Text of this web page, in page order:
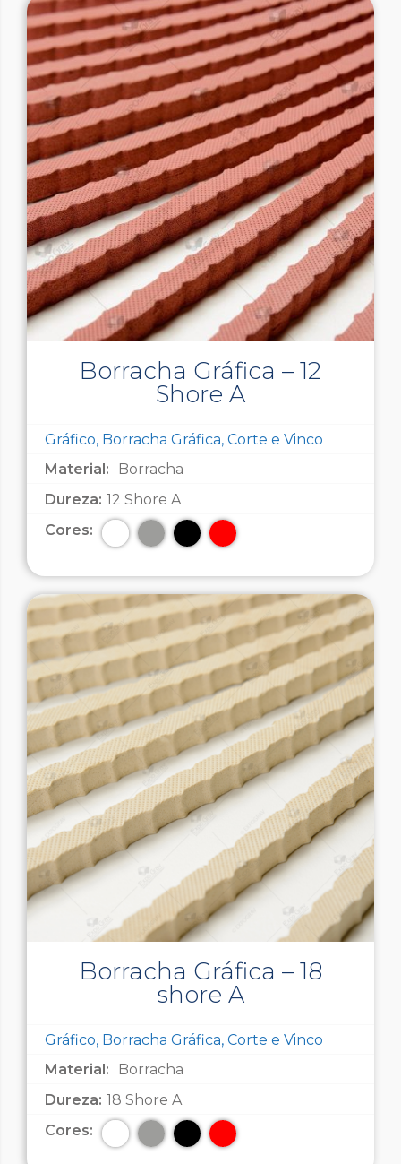
Borracha Gráfica – 12
Shore A
Gráfico, Borracha Gráfica, Corte e Vinco
Material:
Borracha
Dureza: 12 Shore A
Cores:
Borracha Gráfica – 18
shore A
Gráfico, Borracha Gráfica, Corte e Vinco
Material:
Borracha
Dureza: 18 Shore A
Cores: